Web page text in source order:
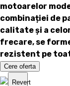
motoarelor
combinației de
calitate și a
frecare, se
rezistent pe
Cere oferta
Revert